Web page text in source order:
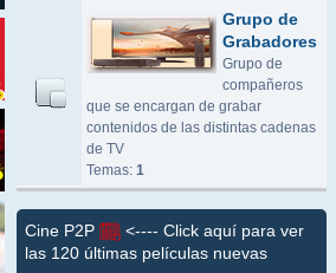
Grupo de
Grabadores
Grupo de
compañeros
que se encargan de grabar
contenidos de las distintas cadenas
de TV
Temas: 1
Cine P2P
<---- Click aquí para ver
las 120 últimas películas nuevas